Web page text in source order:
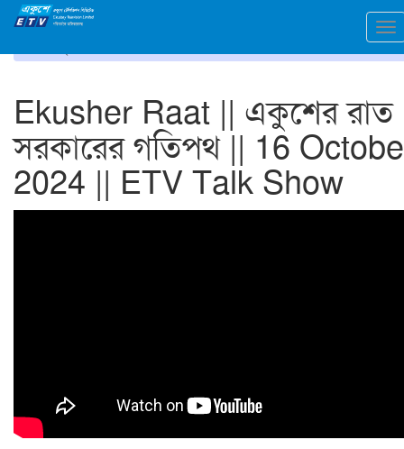
Ekusher Raat || একুশের রাত
সরকারের গতিপথ || 16
2024 || ETV Talk Show